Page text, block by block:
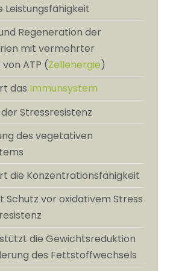
Leistungsfähigkeit
Regeneration der
mit vermehrter
ATP (Zellenergie)
das Immunsystem
Stressresistenz
des vegetativen
die Konzentrationsfähigkeit
Schutz vor oxidativem Stress
die Gewichtsreduktion
des Fettstoffwechsels